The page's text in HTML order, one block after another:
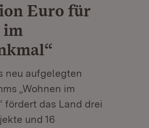
Euro für
im
neu aufgelegten
„Wohnen im
fördert das Land drei
und 16